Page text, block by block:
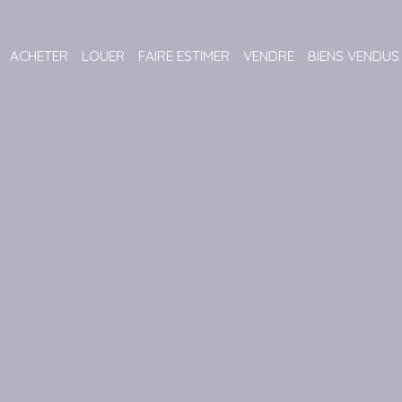
ACHETER LOUER FAIRE ESTIMER VENDRE BIENS VENDUS